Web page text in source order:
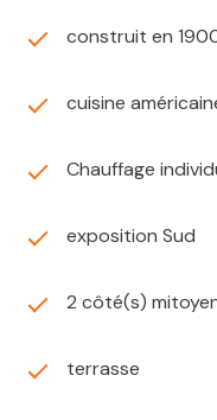
construit en
cuisine
Chauffage
exposition Sud
2 côté(s)
terrasse